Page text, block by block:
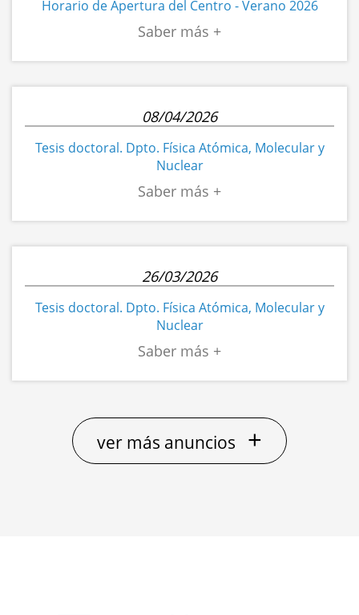
Horario de Apertura del Centro - Verano 2026
08/04/2026
Tesis doctoral. Dpto. Física Atómica, Molecular y
Nuclear
26/03/2026
Tesis doctoral. Dpto. Física Atómica, Molecular y
Nuclear
ver más anuncios +